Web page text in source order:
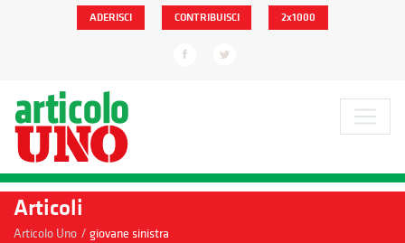
ADERISCI CONTRIBUISCI 2x1000
Articoli
Articolo Uno / giovane sinistra